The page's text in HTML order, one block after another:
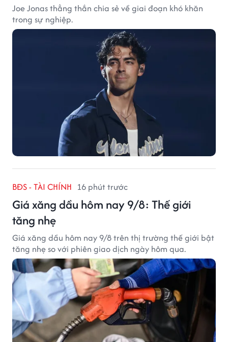
Joe Jonas thẳng thắn chia sẻ về giai đoạn khó khăn
trong sự nghiệp.
BĐS - TÀI CHÍNH 16 phút trước
Giá xăng dầu hôm nay 9/8: Thế giới
tăng nhẹ
Giá xăng dầu hôm nay 9/8 trên thị trường thế giới bật
tăng nhẹ so với phiên giao dịch ngày hôm qua.